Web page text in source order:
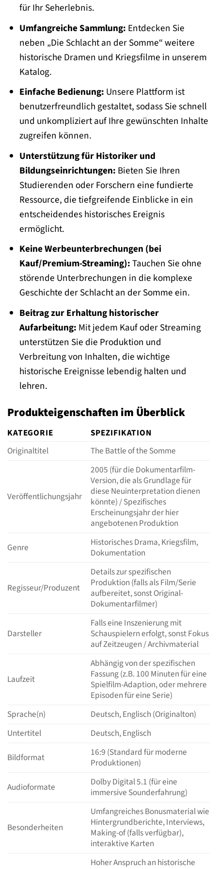
für Ihr Seherlebnis.
Umfangreiche Sammlung: Entdecken Sie
neben „Die Schlacht an der Somme“ weitere
historische Dramen und Kriegsfilme in unserem
Katalog.
Einfache Bedienung: Unsere Plattform ist
benutzerfreundlich gestaltet, sodass Sie schnell
und unkompliziert auf Ihre gewünschten Inhalte
zugreifen können.
Unterstützung für Historiker und
Bildungseinrichtungen: Bieten Sie Ihren
Studierenden oder Forschern eine fundierte
Ressource, die tiefgreifende Einblicke in ein
entscheidendes historisches Ereignis
ermöglicht.
Keine Werbeunterbrechungen (bei
Kauf/Premium-Streaming):Tauchen Sie ohne
störende Unterbrechungen in die komplexe
Geschichte der Schlacht an der Somme ein.
Beitrag zur Erhaltung historischer
Aufarbeitung: Mit jedem Kauf oder Streaming
unterstützen Sie die Produktion und
Verbreitung von Inhalten, die wichtige
historische Ereignisse lebendig halten und
lehren.
Produkteigenschaften im Überblick
KATEGORIE
SPEZIFIKATION
Originaltitel
The Battle of the Somme
Veröffentlichungsjahr
2005 (für die Dokumentarfilm-
Version, die als Grundlage für
diese Neuinterpretation dienen
könnte) / Spezifisches
Erscheinungsjahr der hier
angebotenen Produktion
Genre
Historisches Drama, Kriegsfilm,
Dokumentation
Regisseur/Produzent
Details zur spezifischen
Produktion (falls als Film/Serie
aufbereitet, sonst Original-
Dokumentarfilmer)
Darsteller
Falls eine Inszenierung mit
Schauspielern erfolgt, sonst Fokus
auf Zeitzeugen / Archivmaterial
Laufzeit
Abhängig von der spezifischen
Fassung (z.B. 100 Minuten für eine
Spielfilm-Adaption, oder mehrere
Episoden für eine Serie)
Sprache(n)
Deutsch, Englisch (Originalton)
Untertitel
Deutsch, Englisch
Bildformat
16:9 (Standard für moderne
Produktionen)
Audioformate
Dolby Digital 5.1 (für eine
immersive Sounderfahrung)
Besonderheiten
Umfangreiches Bonusmaterial wie
Hintergrundberichte, Interviews,
Making-of (falls verfügbar),
interaktive Karten
Hoher Anspruch an historische